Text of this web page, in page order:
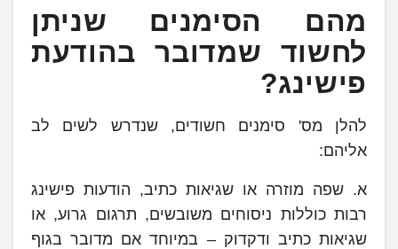
מהם הסימנים שניתן
לחשוד שמדובר בהודעת
פישינג?
להלן מס' סימנים חשודים, שנדרש לשים לב
אליהם:
א. שפה מוזרה או שגיאות כתיב, הודעות פישינג
רבות כוללות ניסוחים משובשים, תרגום גרוע, או
שגיאות כתיב ודקדוק – במיוחד אם מדובר בגוף